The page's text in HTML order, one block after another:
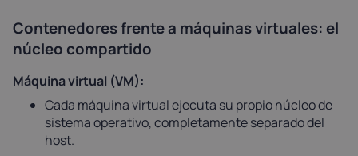
Contenedores frente a máquinas virtuales: el
núcleo compartido
Máquina virtual (VM):
Cada máquina virtual ejecuta su propio núcleo de
sistema operativo, completamente separado del
host.